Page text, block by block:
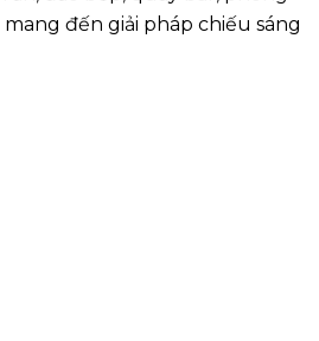
mang đến giải pháp chiếu sáng